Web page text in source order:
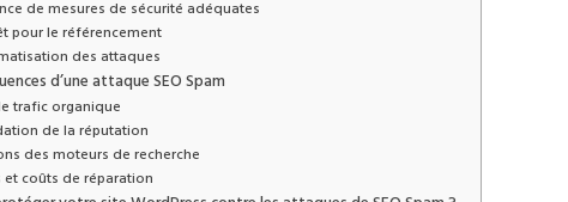
de mesures de sécurité adéquates
pour le référencement
des attaques
d’une attaque SEO Spam
trafic organique
de la réputation
des moteurs de recherche
et coûts de réparation